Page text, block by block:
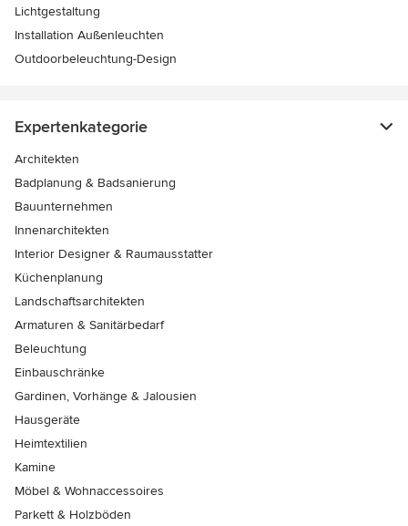
Lichtgestaltung
Installation Außenleuchten
Outdoorbeleuchtung-Design
Expertenkategorie
Architekten
Badplanung & Badsanierung
Bauunternehmen
Innenarchitekten
Interior Designer & Raumausstatter
Küchenplanung
Landschaftsarchitekten
Armaturen & Sanitärbedarf
Beleuchtung
Einbauschränke
Gardinen, Vorhänge & Jalousien
Hausgeräte
Heimtextilien
Kamine
Möbel & Wohnaccessoires
Parkett & Holzböden